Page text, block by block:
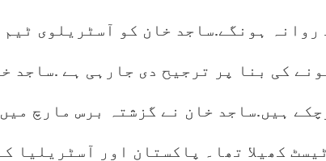
روانہ ہونگے.ساجد خان کو آسٹریلوی
کی بنا پر ترجیح دی جارہی ہے .ساجد
کرچکے ہیں.ساجد خان نے گزشتہ برس مارچ
کھیلا تھا۔ پاکستان اور آسٹریلیا